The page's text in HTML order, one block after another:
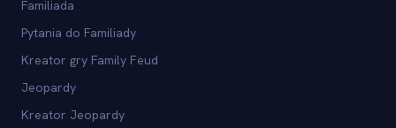
Familiada
Pytania do Familiady
Kreator gry Family Feud
Jeopardy
Kreator Jeopardy